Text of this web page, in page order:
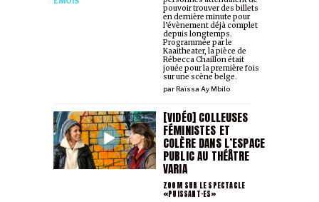
parRaïssa Ay Mbilo
pouvoir trouver des billets
en dernière minute pour
l’évènement déjà complet
depuis longtemps.
Programmée par le
Kaaitheater, la pièce de
Rébecca Chaillon était
jouée pour la première fois
sur une scène belge.
[VIDÉO] COLLEUSES
FÉMINISTES ET
COLÈRE DANS L’ESPACE
PUBLIC AU THÉÂTRE
VARIA
ZOOM SUR LE SPECTACLE
«PUISSANT·ES»